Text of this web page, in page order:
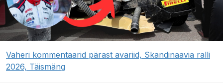
Vaheri kommentaarid pärast avariid, Skandinaavia ralli
2026, Täismäng